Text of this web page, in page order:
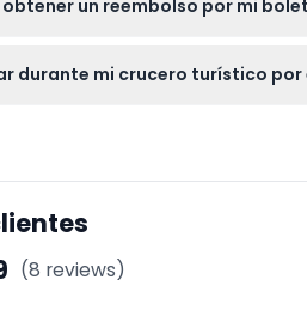
un reembolso por mi
durante mi crucero turístico por
(8 reviews)